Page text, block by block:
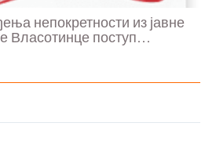
непокретности из јавне
Власотинце поступ...